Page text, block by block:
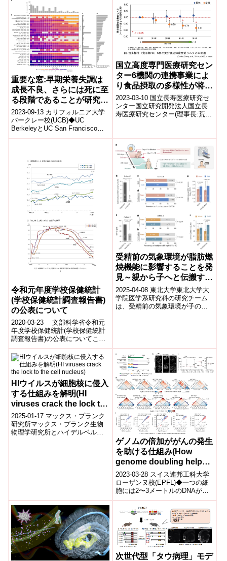
患...
重要な窓:早期栄養失調は
成長不良、さらには死に至
る段階であることが研究者
らによって発見された。(A
critical window: Early
malnutrition sets stage
for poor growth and even
2023-09-13 カリフォルニア大学
バークレー校(UCB)◆UC
BerkeleyとUC San Franciscoの
研究チームによる最新の研究に
国立高度専門医療研究セン
ター6機関の連携事業によ
り食品摂取の多様性が将来
の認知症発症を予防するこ
とを明らかにしました
2023-03-10 国立長寿医療研究セ
ンター国立研究開発法人国立長
寿医療研究センター(理事長:荒井
ー)...
令和元年度学校保健統計
(学校保健統計調査報告書)
の公表について
2020-03-23 文部科学省令和元
年度学校保健統計(学校保健統計
調査報告書)の公表についてこの
たび,令和元年度学校保健統計(学
校保健統計調査報告書)を取り...
受精前の気象環境が脂肪燃
焼機能に影響することを発
見～親から子へと伝搬する
褐色脂肪の活性化～
2025-04-08 東北大学​東北大学大
学院医学系研究科の研究チーム
は、受精前の気象環境が子の褐
HIウイルスが細胞核に侵入
する仕組みを解明(HI
viruses crack the lock to
the cell nucleus)
2025-01-17 マックス・プランク
研究所マックス・プランク生物
物理学研究所とハイデルベルク
ゲノムの倍加ががんの発生
を助ける仕組み(How
genome doubling helps
cancer develop)
2023-03-28 スイス連邦工科大学
ローザンヌ校(EPFL)◆一つの細
胞には2〜3メートルのDNAが含
まれており、ヒストンと呼ばれ
るタンパク質に包まれたDN...
次世代型「タウ病理」モデ